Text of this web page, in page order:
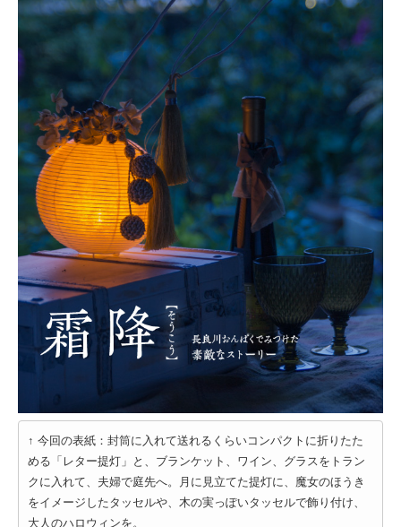
↑ 今回の表紙：封筒に入れて送れるくらいコンパクトに折りたた
める「レター提灯」と、ブランケット、ワイン、グラスをトラン
クに入れて、夫婦で庭先へ。月に見立てた提灯に、魔女のほうき
をイメージしたタッセルや、木の実っぽいタッセルで飾り付け、
大人のハロウィンを。